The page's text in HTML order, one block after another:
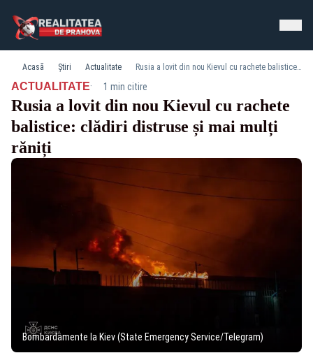
Acasă Știri Actualitate Rusia a lovit din nou Kievul cu rachete balistice: clădiri distruse și mai mulți răniți
ACTUALITATE· 1 min citire
Rusia a lovit din nou Kievul cu rachete
balistice: clădiri distruse și mai mulți
răniți
Bombardamente la Kiev (State Emergency Service/Telegram)